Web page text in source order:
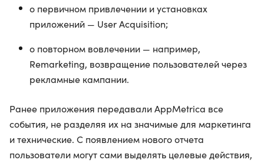
о первичном привлечении и установках
приложений — User Acquisition;
о повторном вовлечении — например,
Remarketing, возвращение пользователей через
рекламные кампании.
Ранее приложения передавали AppMetrica все
события, не разделяя их на значимые для маркетинга
и технические. С появлением нового отчета
пользователи могут сами выделять целевые действия,